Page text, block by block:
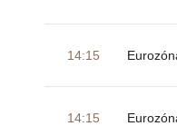
14:15
14:15